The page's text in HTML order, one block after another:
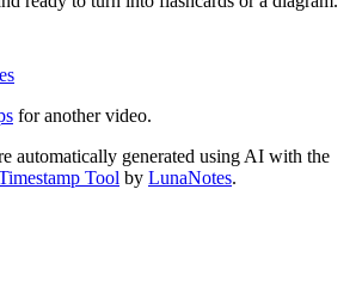
for another video.
automatically generated using AI with the
Tool by LunaNotes.